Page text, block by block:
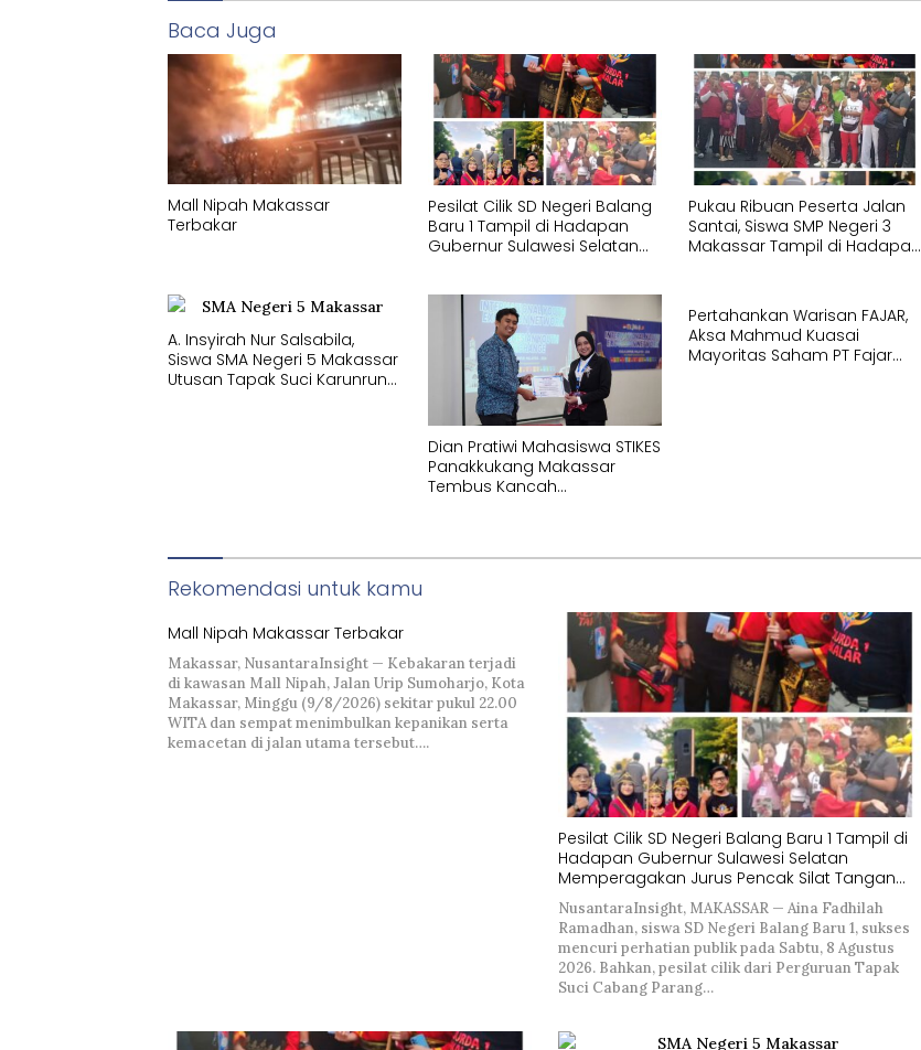
Baca Juga
Mall Nipah Makassar
Terbakar
Pesilat Cilik SD Negeri Balang
Baru 1 Tampil di Hadapan
Gubernur Sulawesi Selatan
Pukau Ribuan Peserta Jalan
Santai, Siswa SMP Negeri 3
Makassar Tampil di Hadapan
Pencak Silat Bersenjata
A. Insyirah Nur Salsabila,
Siswa SMA Negeri 5 Makassar
Utusan Tapak Suci Karunrung
Dian Pratiwi Mahasiswa STIKES
Panakkukang Makassar
Tembus Kancah
Pertahankan Warisan FAJAR,
Aksa Mahmud Kuasai
Mayoritas Saham PT Fajar
Rekomendasi untuk kamu
Mall Nipah Makassar Terbakar
Makassar, NusantaraInsight — Kebakaran terjadi
di kawasan Mall Nipah, Jalan Urip Sumoharjo, Kota
Makassar, Minggu (9/8/2026) sekitar pukul 22.00
WITA dan sempat menimbulkan kepanikan serta
kemacetan di jalan utama tersebut….
Pesilat Cilik SD Negeri Balang Baru 1 Tampil di
Hadapan Gubernur Sulawesi Selatan
Memperagakan Jurus Pencak Silat Tangan
Kosong
NusantaraInsight, MAKASSAR — Aina Fadhilah
Ramadhan, siswa SD Negeri Balang Baru 1, sukses
mencuri perhatian publik pada Sabtu, 8 Agustus
2026. Bahkan, pesilat cilik dari Perguruan Tapak
Suci Cabang Parang…